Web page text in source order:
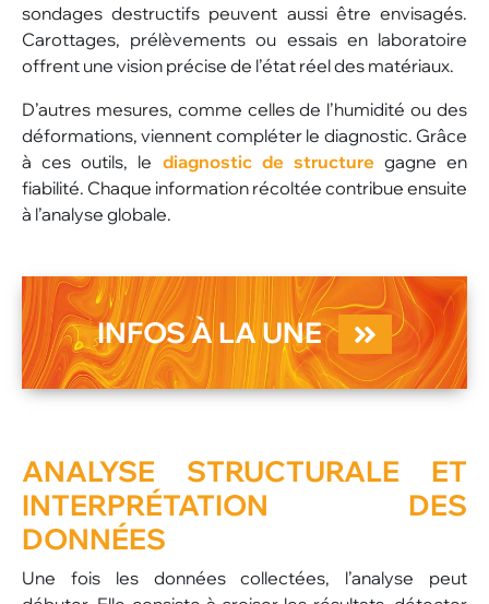
sondages destructifs peuvent aussi être envisagés.
Carottages, prélèvements ou essais en laboratoire
offrent une vision précise de l’état réel des matériaux.
D’autres mesures, comme celles de l’humidité ou des
déformations, viennent compléter le diagnostic. Grâce
à ces outils, le diagnostic de structure gagne en
fiabilité. Chaque information récoltée contribue ensuite
à l’analyse globale.
INFOS À LA UNE
ANALYSE STRUCTURALE ET
INTERPRÉTATION DES
DONNÉES
Une fois les données collectées, l’analyse peut